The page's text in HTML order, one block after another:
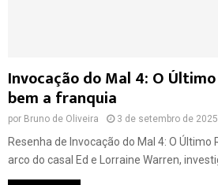
Invocação do Mal 4: O
bem a franquia
por Bruno de Oliveira 3 de setembro de 2025
Resenha de Invocação do Mal 4: O
arco do casal Ed e Lorraine Warren,